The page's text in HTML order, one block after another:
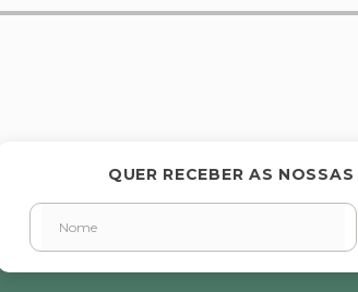
Endereço de email
QUER RECEBER AS